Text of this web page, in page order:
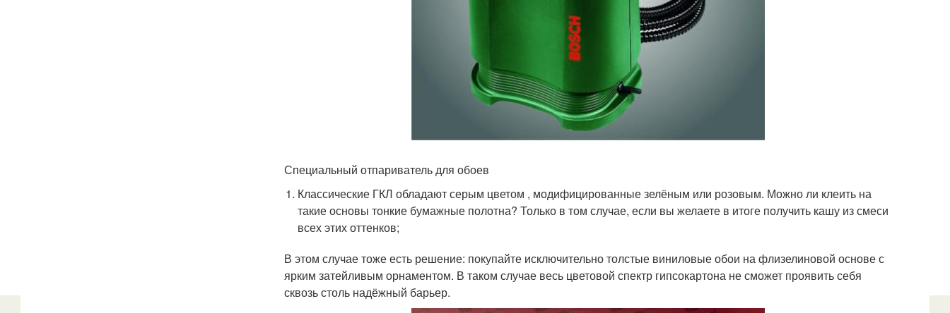
Специальный отпариватель для обоев
Классические ГКЛ обладают серым цветом , модифицированные зелёным или розовым. Можно ли клеить на
такие основы тонкие бумажные полотна? Только в том случае, если вы желаете в итоге получить кашу из смеси
всех этих оттенков;
В этом случае тоже есть решение: покупайте исключительно толстые виниловые обои на флизелиновой основе с
ярким затейливым орнаментом. В таком случае весь цветовой спектр гипсокартона не сможет проявить себя
сквозь столь надёжный барьер.